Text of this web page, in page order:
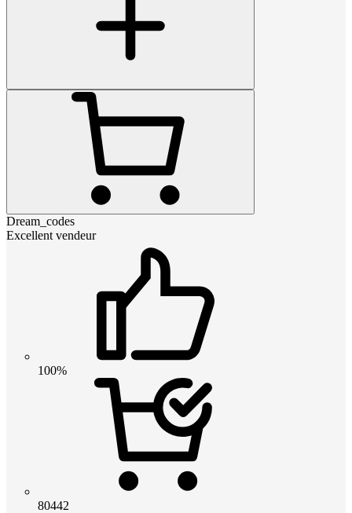
Dream_codes
Excellent vendeur
100%
80442